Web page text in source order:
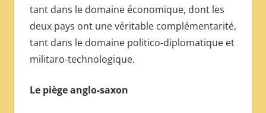
tant dans le domaine économique, dont les
deux pays ont une véritable complémentarité,
tant dans le domaine politico-diplomatique et
militaro-technologique.
Le piège anglo-saxon